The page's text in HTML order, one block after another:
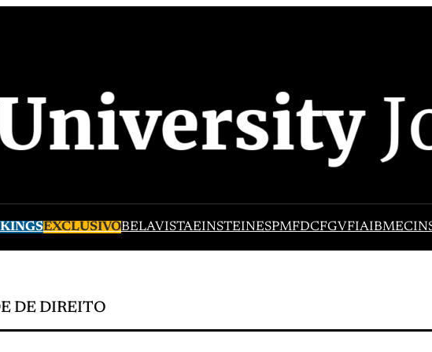
EXCLUSIVOBELAVISTAEINSTEINESPMFDCFGVFIAIBMEC
DE DIREITO